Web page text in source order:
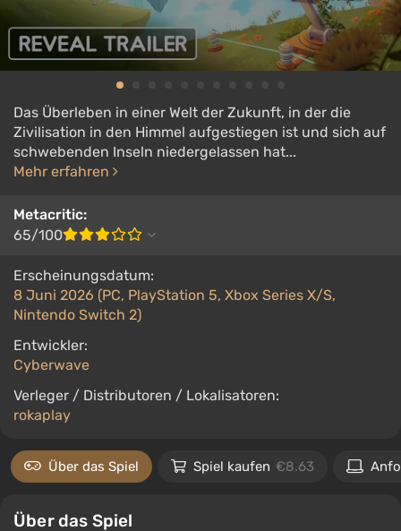
Das Überleben in einer Welt der Zukunft, in der die
Zivilisation in den Himmel aufgestiegen ist und sich auf
schwebenden Inseln niedergelassen hat...
Mehr erfahren
Metacritic:
65/100
Erscheinungsdatum:
8 Juni 2026 (PC, PlayStation 5, Xbox Series X/S,
Nintendo Switch 2)
Entwickler:
Cyberwave
Verleger / Distributoren / Lokalisatoren:
rokaplay
Über das Spiel Spiel kaufen €8.63
Über das Spiel